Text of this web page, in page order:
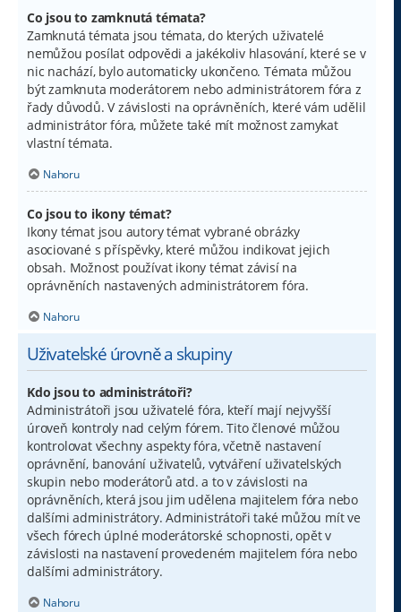
Co jsou to zamknutá témata?
Zamknutá témata jsou témata, do kterých uživatelé
nemůžou posílat odpovědi a jakékoliv hlasování, které se v
nic nachází, bylo automaticky ukončeno. Témata můžou
být zamknuta moderátorem nebo administrátorem fóra z
řady důvodů. V závislosti na oprávněních, které vám udělil
administrátor fóra, můžete také mít možnost zamykat
vlastní témata.
Nahoru
Co jsou to ikony témat?
Ikony témat jsou autory témat vybrané obrázky
asociované s příspěvky, které můžou indikovat jejich
obsah. Možnost používat ikony témat závisí na
oprávněních nastavených administrátorem fóra.
Nahoru
Uživatelské úrovně a skupiny
Kdo jsou to administrátoři?
Administrátoři jsou uživatelé fóra, kteří mají nejvyšší
úroveň kontroly nad celým fórem. Tito členové můžou
kontrolovat všechny aspekty fóra, včetně nastavení
oprávnění, banování uživatelů, vytváření uživatelských
skupin nebo moderátorů atd. a to v závislosti na
oprávněních, která jsou jim udělena majitelem fóra nebo
dalšími administrátory. Administrátoři také můžou mít ve
všech fórech úplné moderátorské schopnosti, opět v
závislosti na nastavení provedeném majitelem fóra nebo
dalšími administrátory.
Nahoru